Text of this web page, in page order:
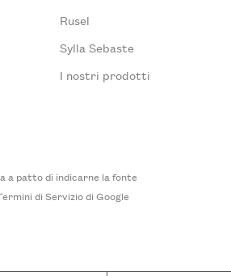
Rusel
Sylla Sebaste
I nostri prodotti
a patto di indicarne la fonte
di Serviziodi Google